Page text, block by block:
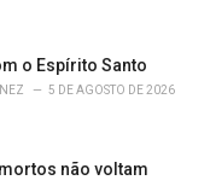
o Espírito Santo
5 DE AGOSTO DE 2026
não voltam